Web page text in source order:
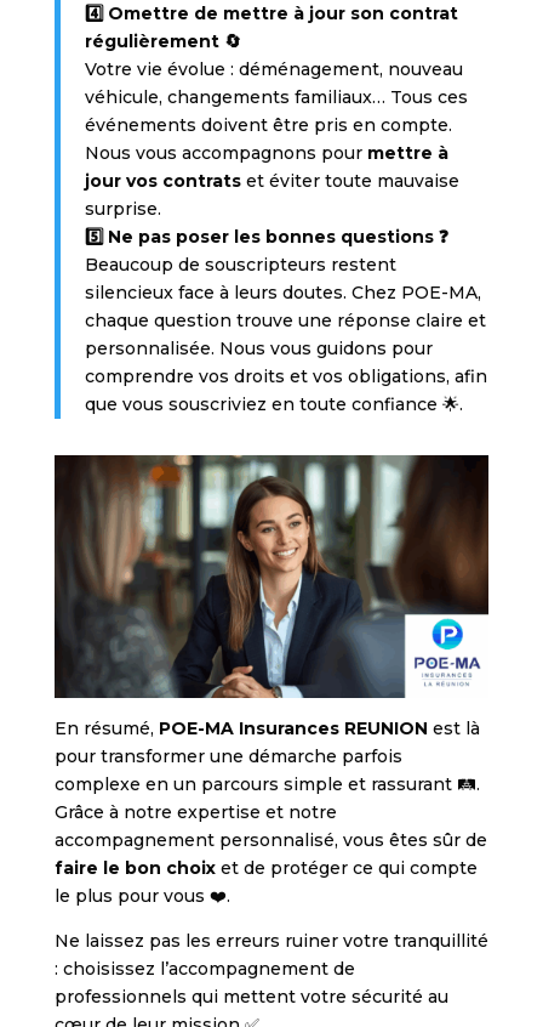
4️⃣ Omettre de mettre à jour son contrat
régulièrement 🔄
Votre vie évolue : déménagement, nouveau
véhicule, changements familiaux… Tous ces
événements doivent être pris en compte.
Nous vous accompagnons pour mettre à
jour vos contratset éviter toute mauvaise
surprise.
5️⃣ Ne pas poser les bonnes questions ❓
Beaucoup de souscripteurs restent
silencieux face à leurs doutes. Chez POE-MA,
chaque question trouve une réponse claire et
personnalisée. Nous vous guidons pour
comprendre vos droits et vos obligations, afin
que vous souscriviez en toute confiance 🌟.
En résumé, POE-MA Insurances REUNION est là
pour transformer une démarche parfois
complexe en un parcours simple et rassurant 🛤️.
Grâce à notre expertise et notre
accompagnement personnalisé, vous êtes sûr de
faire le bon choixet de protéger ce qui compte
le plus pour vous ❤️.
Ne laissez pas les erreurs ruiner votre tranquillité
: choisissez l’accompagnement de
professionnels qui mettent votre sécurité au